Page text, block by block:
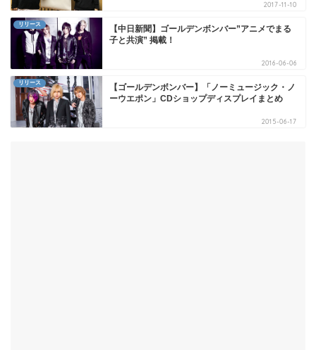
2017-11-10
リリース
【中日新聞】ゴールデンボンバー”アニメでまる
子と共演” 掲載！
2016-06-06
リリース
【ゴールデンボンバー】「ノーミュージック・ノ
ーウエポン」CDショップディスプレイまとめ
2015-06-17